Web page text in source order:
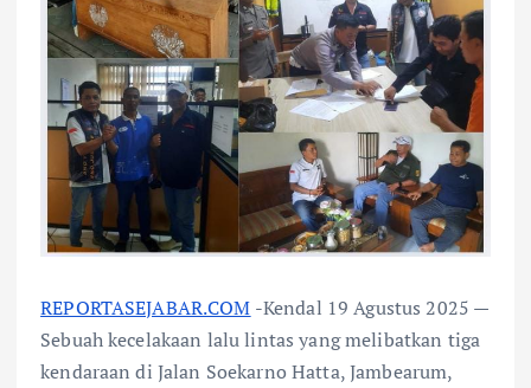
REPORTASEJABAR.COM -Kendal 19 Agustus 2025 —
Sebuah kecelakaan lalu lintas yang melibatkan tiga
kendaraan di Jalan Soekarno Hatta, Jambearum,